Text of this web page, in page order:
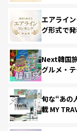
エアライ
グ形式で
Next韓国
グルメ・
旬な“あの
載 MY